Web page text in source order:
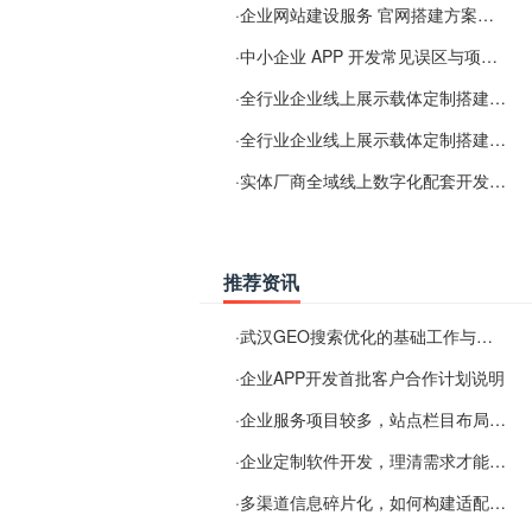
·企业网站建设服务 官网搭建方案经验分享
·中小企业 APP 开发常见误区与项目规划实用经验
·全行业企业线上展示载体定制搭建服务
·全行业企业线上展示载体定制搭建服务
·实体厂商全域线上数字化配套开发与地域检索优化服务
推荐资讯
·武汉GEO搜索优化的基础工作与实施思路
·企业APP开发首批客户合作计划说明
·企业服务项目较多，站点栏目布局规划参考思路
·企业定制软件开发，理清需求才能提升数字化落地效率
·多渠道信息碎片化，如何构建适配 AI 检索的品牌信息源